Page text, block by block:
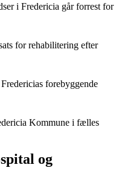
i Fredericia går forrest for
for rehabilitering efter
forebyggende
Kommune i fælles
og